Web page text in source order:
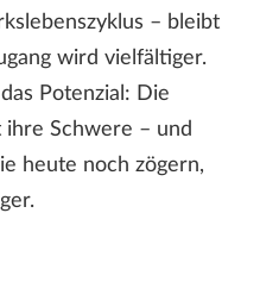
– bleibt
wird vielfältiger.
Potenzial: Die
Schwere – und
heute noch zögern,